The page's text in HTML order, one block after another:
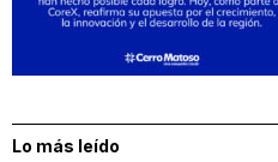
Lo más leído